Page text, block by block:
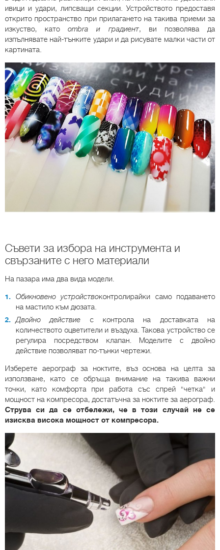
ивици и удари, липсващи секции. Устройството предоставя
открито пространство при прилагането на такива приеми за
изкуство, катоombra и градиент, ви позволява да
изпълнявате най-тънките удари и да рисувате малки части от
картината.
Съвети за избора на инструмента и
свързаните с него материали
На пазара има два вида модели.
Обикновено устройствоконтролирайки само подаването
на мастило към дюзата.
Двойно действие с контрола на доставката на
количеството оцветители и въздуха. Такова устройство се
регулира посредством клапан. Моделите с двойно
действие позволяват по-тънки чертежи.
Изберете аерограф за ноктите, въз основа на целта за
използване, като се обръща внимание на такива важни
точки, като комфорта при работа със спрей "четка" и
мощност на компресора, достатъчна за ноктите за аерограф.
Струва си да се отбележи, че в този случай не се
изисква висока мощност от компресора.